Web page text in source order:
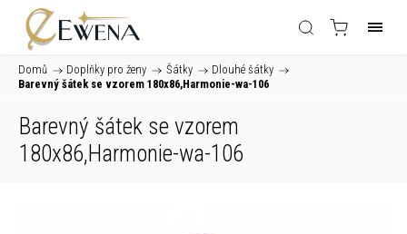
Domů / Doplňky pro ženy / Šátky / Dlouhé šátky /
Barevný šátek se vzorem 180x86,Harmonie-wa-106
Barevný šátek se vzorem
180x86,Harmonie-wa-106